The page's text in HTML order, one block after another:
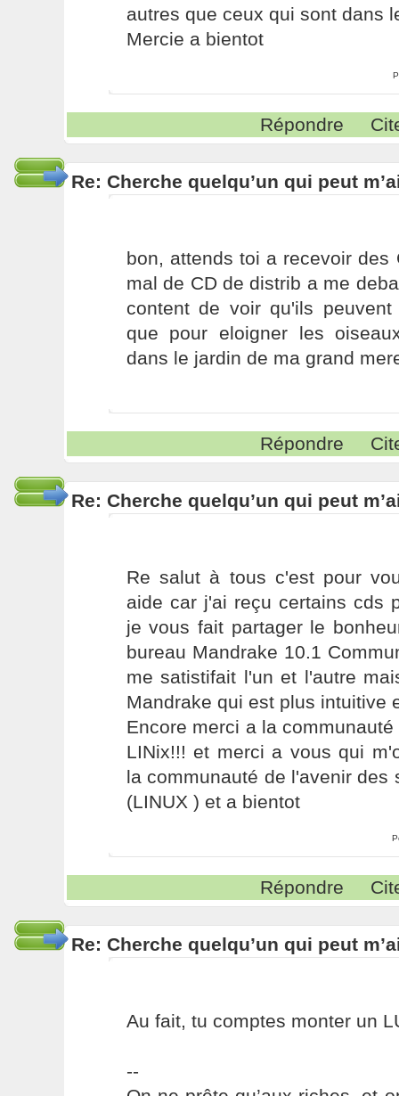
autres que ceux qui sont dans
Mercie a bientot
Répondre
Re: Cherche quelqu’un qui peut
bon, attends toi a recevoir des
mal de CD de distrib a me
content de voir qu'ils
que pour eloigner les
dans le jardin de ma grand
Répondre
Re: Cherche quelqu’un qui peut
Re salut à tous c'est pour
aide car j'ai reçu certains cds
je vous fait partager le
bureau Mandrake 10.1
me satistifait l'un et l'autre
Mandrake qui est plus intuitive
Encore merci a la
LINix!!! et merci a vous qui
la communauté de l'avenir des
(LINUX ) et a bientot
Répondre
Re: Cherche quelqu’un qui peut
Au fait, tu comptes monter un
--